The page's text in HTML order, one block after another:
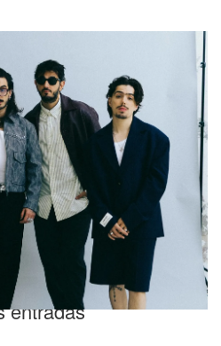
y anunció un
Aires: cómo y
entradas